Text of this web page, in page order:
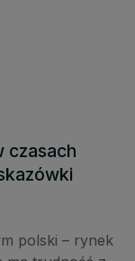
czasach
polski – rynek